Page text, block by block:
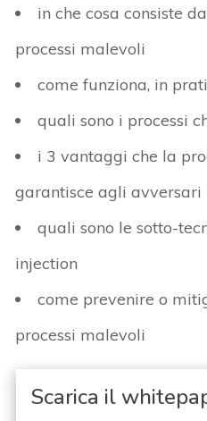
in che cosa consiste
processi malevoli
come funziona, in
quali sono i processi
i 3 vantaggi che la
garantisce agli avversari
quali sono le sotto-
injection
come prevenire o
processi malevoli
Scarica il